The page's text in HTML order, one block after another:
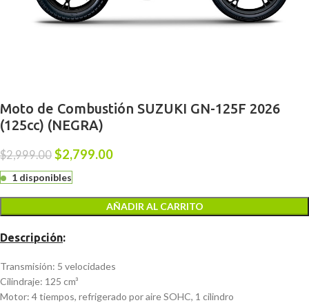
Moto de Combustión SUZUKI GN-125F 2026
(125cc) (NEGRA)
$2,999.00 $2,799.00
1 disponibles
AÑADIR AL CARRITO
Descripción:
Transmisión: 5 velocidades
Cilindraje: 125 cm³
Motor: 4 tiempos, refrigerado por aire SOHC, 1 cilindro